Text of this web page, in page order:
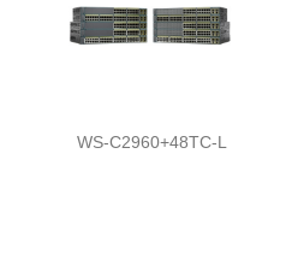
WS-C2960+48TC-L